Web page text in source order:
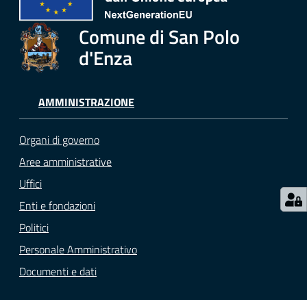
Seguici
su
Comune di San Polo
d'Enza
AMMINISTRAZIONE
Organi di governo
Aree amministrative
Uffici
Enti e fondazioni
Politici
Personale Amministrativo
Documenti e dati